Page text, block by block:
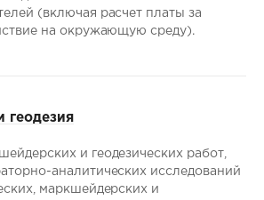
(включая расчет платы за
на окружающую среду).
геодезия
и геодезических работ,
аналитических исследований
маркшейдерских и